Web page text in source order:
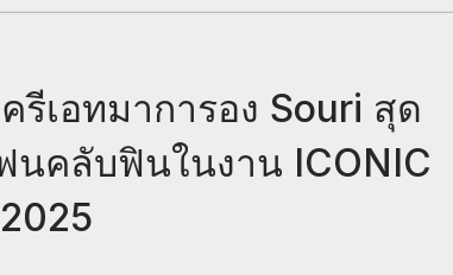
เอทมาการอง Souri สุด
คลับฟินในงาน ICONIC